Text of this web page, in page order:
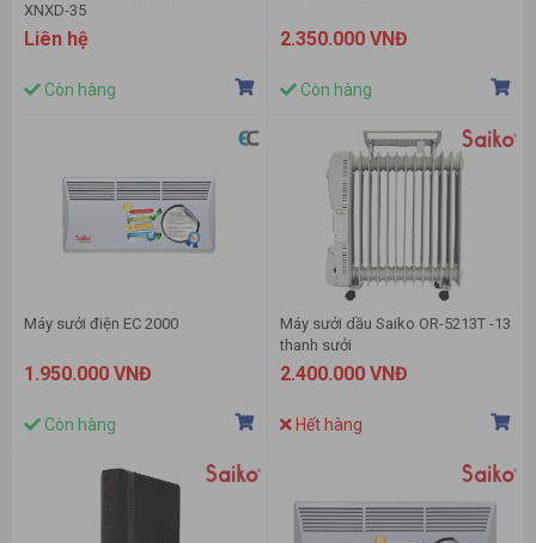
XNXD-35
Liên hệ
Còn hàng
2.350.000 VNĐ
Còn hàng
Máy sưởi điện EC 2000
1.950.000 VNĐ
Còn hàng
Máy sưởi dầu Saiko OR-5213T -13
thanh sưởi
2.400.000 VNĐ
Hết hàng